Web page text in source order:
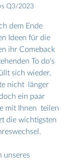
Q3/2023
dem Ende
Ideen für die
ihr Comeback
To do's
sich wieder.
nicht  länger
ein paar
mit Ihnen  teilen
die wichtigsten
unseres